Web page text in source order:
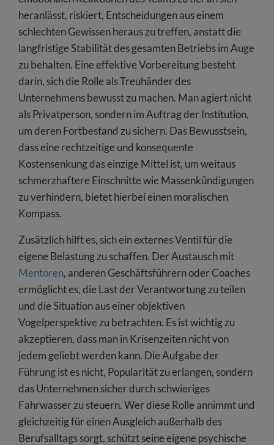
heranlässt, riskiert, Entscheidungen aus einem
schlechten Gewissen heraus zu treffen, anstatt die
langfristige Stabilität des gesamten Betriebs im Auge
zu behalten. Eine effektive Vorbereitung besteht
darin, sich die Rolle als Treuhänder des
Unternehmens bewusst zu machen. Man agiert nicht
als Privatperson, sondern im Auftrag der Institution,
um deren Fortbestand zu sichern. Das Bewusstsein,
dass eine rechtzeitige und konsequente
Kostensenkung das einzige Mittel ist, um weitaus
schmerzhaftere Einschnitte wie Massenkündigungen
zu verhindern, bietet hierbei einen moralischen
Kompass.
Zusätzlich hilft es, sich ein externes Ventil für die
eigene Belastung zu schaffen. Der Austausch mit
Mentoren, anderen Geschäftsführern oder Coaches
ermöglicht es, die Last der Verantwortung zu teilen
und die Situation aus einer objektiven
Vogelperspektive zu betrachten. Es ist wichtig zu
akzeptieren, dass man in Krisenzeiten nicht von
jedem geliebt werden kann. Die Aufgabe der
Führung ist es nicht, Popularität zu erlangen, sondern
das Unternehmen sicher durch schwieriges
Fahrwasser zu steuern. Wer diese Rolle annimmt und
gleichzeitig für einen Ausgleich außerhalb des
Berufsalltags sorgt, schützt seine eigene psychische